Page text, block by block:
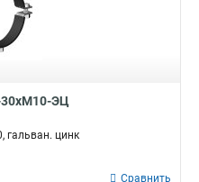
30хМ10-ЭЦ
гальван. цинк
Сравнить